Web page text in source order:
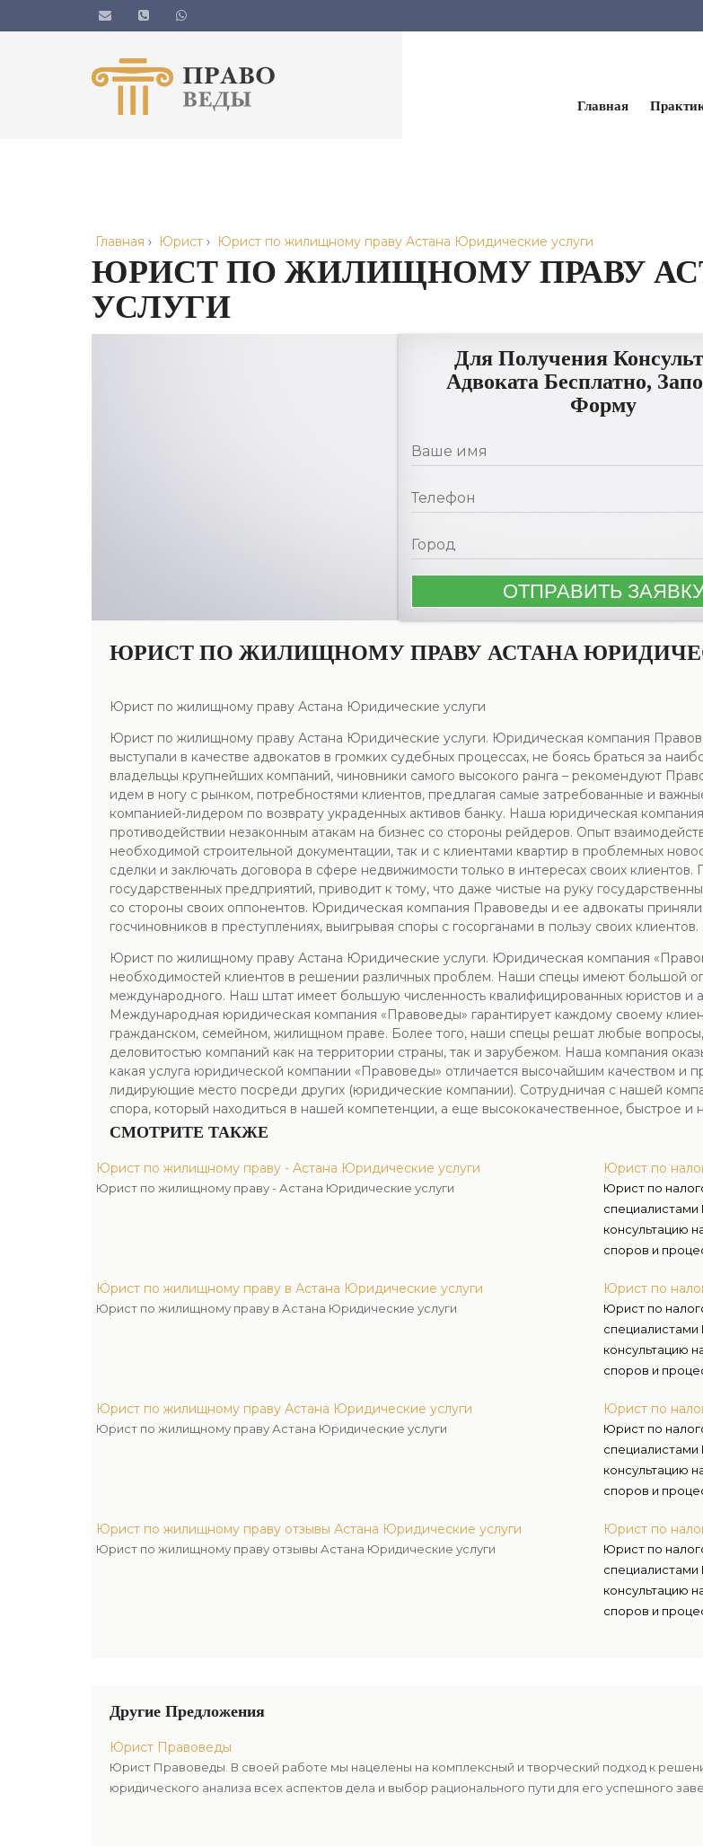
Главная
Главная › Юрист › Юрист по жилищному праву Астана Юридические услуги
ЮРИСТ ПО ЖИЛИЩНОМУ ПРАВУ
УСЛУГИ
Для Получения
Адвоката Бесплатно,
Форму
ЮРИСТ ПО ЖИЛИЩНОМУ ПРАВУ АСТАНА
Юрист по жилищному праву Астана Юридические услуги
Юрист по жилищному праву Астана Юридические услуги. Юридическая компания
выступали в качестве адвокатов в громких судебных процессах, не боясь браться за
владельцы крупнейших компаний, чиновники самого высокого ранга – рекомендуют
идем в ногу с рынком, потребностями клиентов, предлагая самые затребованные и
компанией-лидером по возврату украденных активов банку. Наша юридическая
противодействии незаконным атакам на бизнес со стороны рейдеров. Опыт
необходимой строительной документации, так и с клиентами квартир в проблемных
сделки и заключать договора в сфере недвижимости только в интересах своих
государственных предприятий, приводит к тому, что даже чистые на руку
со стороны своих оппонентов. Юридическая компания Правоведы и ее адвокаты
госчиновников в преступлениях, выигрывая споры с госорганами в пользу своих клиентов.
Юрист по жилищному праву Астана Юридические услуги. Юридическая компания
необходимостей клиентов в решении различных проблем. Наши спецы имеют большой
международного. Наш штат имеет большую численность квалифицированных юристов и
Международная юридическая компания «Правоведы» гарантирует каждому своему
гражданском, семейном, жилищном праве. Более того, наши спецы решат любые
деловитостью компаний как на территории страны, так и зарубежом. Наша компания
какая услуга юридической компании «Правоведы» отличается высочайшим качеством и
лидирующие место посреди других (юридические компании). Сотрудничая с нашей
спора, который находиться в нашей компетенции, а еще высококачественное, быстрое
СМОТРИТЕ ТАКЖЕ
Юрист по жилищному праву - Астана Юридические услуги
Юрист по жилищному праву - Астана Юридические услуги
Юрист по жилищному праву в Астана Юридические услуги
Юрист по жилищному праву в Астана Юридические услуги
Юрист по жилищному праву Астана Юридические услуги
Юрист по жилищному праву Астана Юридические услуги
Юрист по жилищному праву отзывы Астана Юридические услуги
Юрист по жилищному праву отзывы Астана Юридические услуги
Юрист по
Юрист по
консультацию
споров и
Юрист по
Юрист по
консультацию
споров и
Юрист по
Юрист по
консультацию
споров и
Юрист по
Юрист по
консультацию
споров и
Другие Предложения
Юрист Правоведы
Юрист Правоведы. В своей работе мы нацелены на комплексный и творческий подход к
юридического анализа всех аспектов дела и выбор рационального пути для его успешного